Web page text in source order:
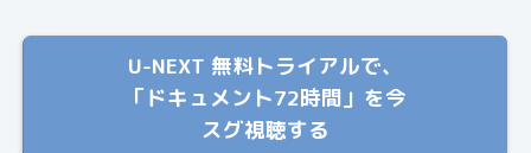
U-NEXT 無料トライアルで、
「ドキュメント72時間」を今
スグ視聴する